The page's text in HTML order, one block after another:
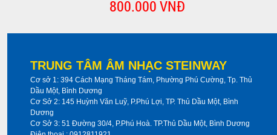
800.000 VNĐ
TRUNG TÂM ÂM NHẠC STEINWAY
Cơ sở 1: 394 Cách Mạng Tháng Tám, Phường Phú Cường, Tp. Thủ
Dầu Một, Bình Dương
Cơ Sở 2: 145 Huỳnh Văn Luỹ, P.Phú Lợi, TP. Thủ Dầu Một, Bình
Dương
Cơ Sở 3: 51 Đường 30/4, P.Phú Hoà. TP.Thủ Dầu Một, Bình Dương